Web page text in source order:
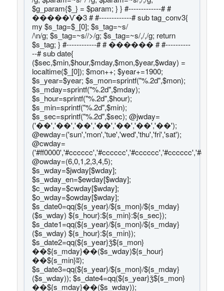
$g_param{$_} = $param; } } #-------------# #
�����Ѵ�3 # #-------------# sub tag_conv3{
my $s_tag=$_[0]; $s_tag=~s/
/\n/g; $s_tag=~s//>/g; $s_tag=~s/,/,/g; return
$s_tag; } #------------# # ���ּ��� # #----------
--# sub date{
($sec,$min,$hour,$mday,$mon,$year,$wday) =
localtime($_[0]); $mon++; $year+=1900;
$s_year=$year; $s_mon=sprintf("%.2d",$mon);
$s_mday=sprintf("%.2d",$mday);
$s_hour=sprintf("%.2d",$hour);
$s_min=sprintf("%.2d",$min);
$s_sec=sprintf("%.2d",$sec); @jwday=
('��','��','��','��','��','��','��');
@ewday=('sun','mon','tue','wed','thu','fri','sat');
@cwday=
@owday=(6,0,1,2,3,4,5);
$s_wday=$jwday[$wday];
$s_wday_en=$ewday[$wday];
$c_wday=$cwday[$wday];
$o_wday=$owday[$wday];
$s_date0=qq(${s_year}/${s_mon}/${s_mday}
($s_wday) ${s_hour}:${s_min}:${s_sec});
$s_date1=qq(${s_year}/${s_mon}/${s_mday}
($s_wday) ${s_hour}:${s_min});
$s_date2=qq(${s_year}ǯ${s_mon}
��${s_mday}��($s_wday)${s_hour}
��${s_min}ʬ);
$s_date3=qq(${s_year}/${s_mon}/${s_mday}
($s_wday)); $s_date4=qq(${s_year}ǯ${s_mon}
��${s_mday}��($s_wday));